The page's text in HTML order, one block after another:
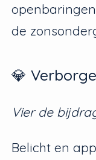
de
💎
Vier de
Belicht en